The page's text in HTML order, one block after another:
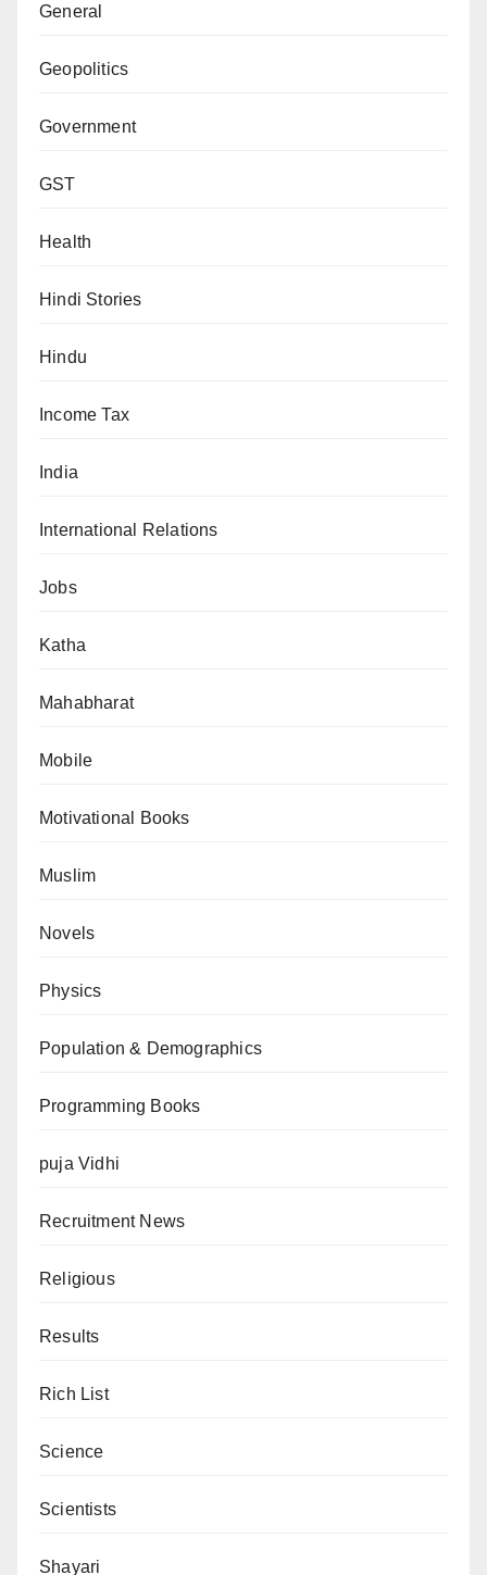
General
Geopolitics
Government
GST
Health
Hindi Stories
Hindu
Income Tax
India
International Relations
Jobs
Katha
Mahabharat
Mobile
Motivational Books
Muslim
Novels
Physics
Population & Demographics
Programming Books
puja Vidhi
Recruitment News
Religious
Results
Rich List
Science
Scientists
Shayari